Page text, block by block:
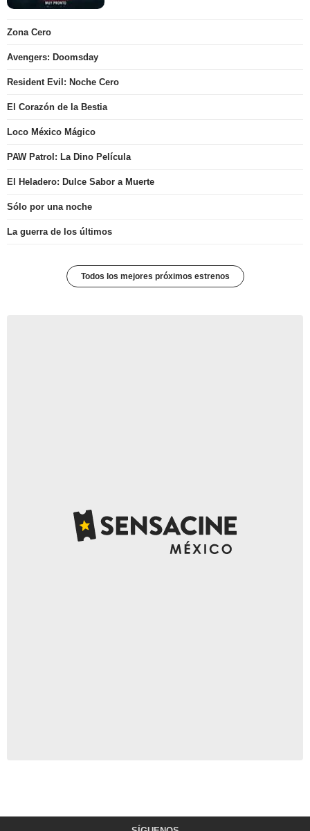
Zona Cero
Avengers: Doomsday
Resident Evil: Noche Cero
El Corazón de la Bestia
Loco México Mágico
PAW Patrol: La Dino Película
El Heladero: Dulce Sabor a Muerte
Sólo por una noche
La guerra de los últimos
Todos los mejores próximos estrenos